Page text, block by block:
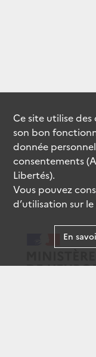
Ce site utilise des
son bon
donnée
consentements
Libertés).
Vous pouvez
d’utilisation sur
En